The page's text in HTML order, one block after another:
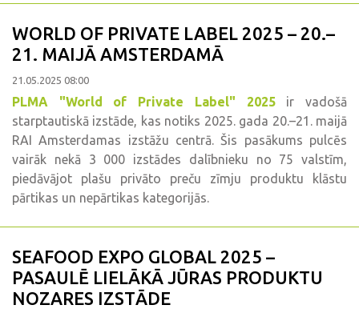
WORLD OF PRIVATE LABEL 2025 – 20.–
21. MAIJĀ AMSTERDAMĀ
21.05.2025 08:00
PLMA "World of Private Label" 2025
ir vadošā
starptautiskā izstāde, kas notiks 2025. gada 20.–21. maijā
RAI Amsterdamas izstāžu centrā. Šis pasākums pulcēs
vairāk nekā 3 000 izstādes dalībnieku no 75 valstīm,
piedāvājot plašu privāto preču zīmju produktu klāstu
pārtikas un nepārtikas kategorijās.
SEAFOOD EXPO GLOBAL 2025 –
PASAULĒ LIELĀKĀ JŪRAS PRODUKTU
NOZARES IZSTĀDE